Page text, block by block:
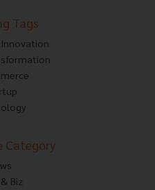
Tags
Category
Biz